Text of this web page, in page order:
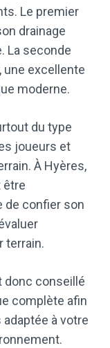
Le premier
drainage
La seconde
excellente
moderne.
du type
joueurs et
À Hyères,
être
de confier son
terrain.
donc conseillé
complète afin
à votre